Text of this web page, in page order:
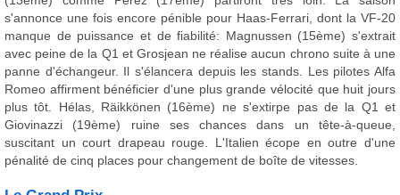
s'annonce une fois encore pénible pour Haas-Ferrari, dont la VF-20
manque de puissance et de fiabilité: Magnussen (15ème) s'extrait
avec peine de la Q1 et Grosjean ne réalise aucun chrono suite à une
panne d'échangeur. Il s'élancera depuis les stands. Les pilotes Alfa
Romeo affirment bénéficier d'une plus grande vélocité que huit jours
plus tôt. Hélas, Räikkönen (16ème) ne s'extirpe pas de la Q1 et
Giovinazzi (19ème) ruine ses chances dans un tête-à-queue,
suscitant un court drapeau rouge. L'Italien écope en outre d'une
pénalité de cinq places pour changement de boîte de vitesses.